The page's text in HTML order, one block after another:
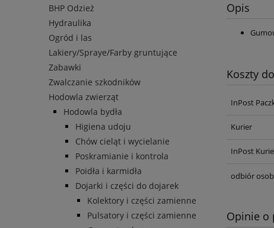
BHP Odzież
Hydraulika
Ogród i las
Lakiery/Spraye/Farby gruntujące
Zabawki
Zwalczanie szkodników
Hodowla zwierząt
Hodowla bydła
Higiena udoju
Chów cieląt i wycielanie
Poskramianie i kontrola
Poidła i karmidła
Dojarki i części do dojarek
Kolektory i części zamienne
Pulsatory i części zamienne
Opis
Koszty
InPost
Kurier
InPost
odbiór
Opinie o